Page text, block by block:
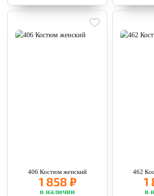
406 Костюм женский
1 858 ₽
в наличии
462
1
в